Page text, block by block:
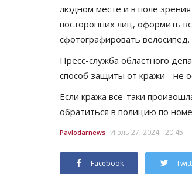
людном месте и в поле
посторонних лиц, оформить
сфотографировать велосипед.
Пресс-служба областного
способ защиты от кражи - не
Если кража все-таки
обратиться в полицию по
Pavlodarnews Июль 27, 2024 - 20:45
Facebook